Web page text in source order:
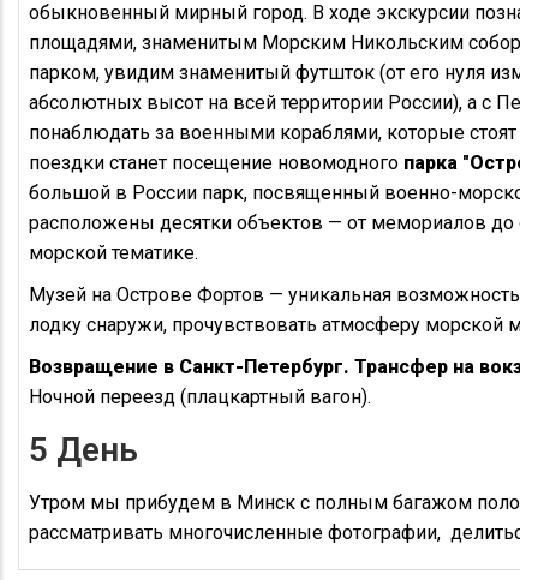
обыкновенный мирный город. В ходе экскурсии
площадями, знаменитым Морским Никольским
парком, увидим знаменитый футшток (от его нуля
абсолютных высот на всей территории России), а с
понаблюдать за военными кораблями, которые стоят
поездки станет посещение новомодного парка
большой в России парк, посвященный военно-
расположены десятки объектов — от мемориалов до
морской тематике.
Музей на Острове Фортов — уникальная возможность
лодку снаружи, прочувствовать атмосферу морской
Возвращение в Санкт-Петербург. Трансфер на
Ночной переезд (плацкартный вагон).
5 День
Утром мы прибудем в Минск с полным багажом
рассматривать многочисленные фотографии, делиться